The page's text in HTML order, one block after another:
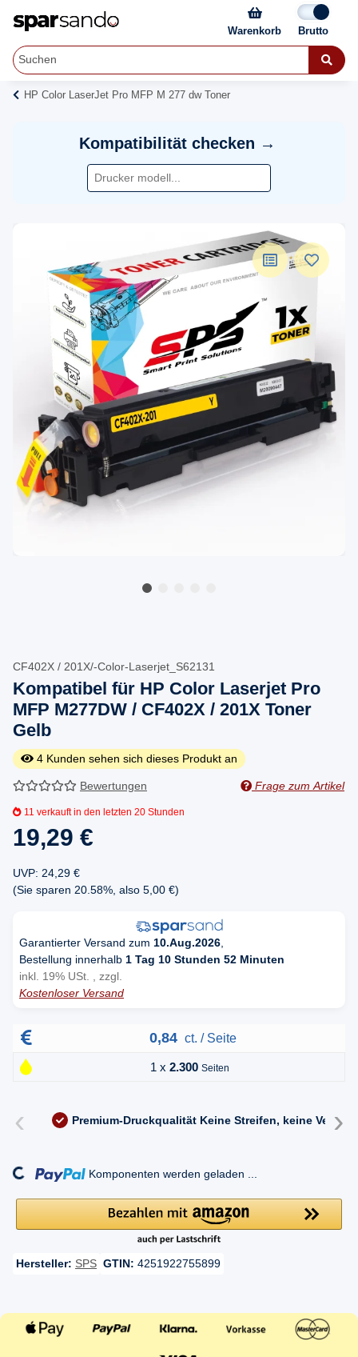
Warenkorb
HP Color LaserJet Pro MFP M 277 dw Toner
Kompatibilität checken →
CF402X / 201X/-Color-Laserjet_S62131
Kompatibel für HP Color Laserjet Pro
MFP M277DW / CF402X / 201X Toner
Gelb
4 Kunden sehen sich dieses Produkt an
Bewertungen Frage zum Artikel
11 verkauft in den letzten 20 Stunden
19,29 €
UVP: 24,29 €
(Sie sparen 20.58% , also 5,00 €)
Garantierter Versand zum 10.Aug.2026
Bestellung innerhalb 1 Tag 10 Stunden 52 Minuten
inkl. 19% USt. , zzgl.
Kostenloser Versand
0,84 ct. / Seite
1 x 2.300 Seiten
‹ Premium-Druckqualität Keine Streifen, keine ›
Komponenten werden geladen ...
Hersteller: SPS GTIN: 4251922755899